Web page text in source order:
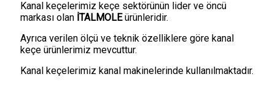
15,0 €
-
Kanal keçelerimiz keçe sektörünün lider ve öncü
markası olan İTALMOLEürünleridir.
Ayrıca verilen ölçü ve teknik özelliklere göre kanal
keçe ürünlerimiz mevcuttur.
Kanal keçelerimiz kanal makinelerinde kullanılmaktadır.